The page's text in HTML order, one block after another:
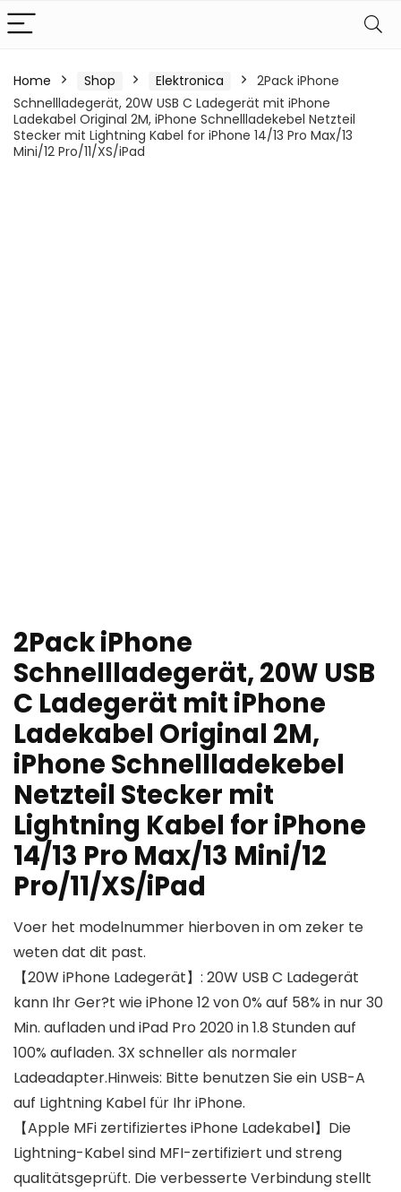
Home Shop Elektronica
2Pack iPhone
Schnellladegerät, 20W USB C Ladegerät mit iPhone
Ladekabel Original 2M, iPhone Schnellladekebel Netzteil
Stecker mit Lightning Kabel for iPhone 14/13 Pro Max/13
Mini/12 Pro/11/XS/iPad
2Pack iPhone
Schnellladegerät, 20W USB
C Ladegerät mit iPhone
Ladekabel Original 2M,
iPhone Schnellladekebel
Netzteil Stecker mit
Lightning Kabel for iPhone
14/13 Pro Max/13 Mini/12
Pro/11/XS/iPad
Voer het modelnummer hierboven in om zeker te
weten dat dit past.
【20W iPhone Ladegerät】: 20W USB C Ladegerät
kann Ihr Ger?t wie iPhone 12 von 0% auf 58% in nur 30
Min. aufladen und iPad Pro 2020 in 1.8 Stunden auf
100% aufladen. 3X schneller als normaler
Ladeadapter.Hinweis: Bitte benutzen Sie ein USB-A
auf Lightning Kabel für Ihr iPhone.
【Apple MFi zertifiziertes iPhone Ladekabel】Die
Lightning-Kabel sind MFI-zertifiziert und streng
qualitätsgeprüft. Die verbesserte Verbindung stellt